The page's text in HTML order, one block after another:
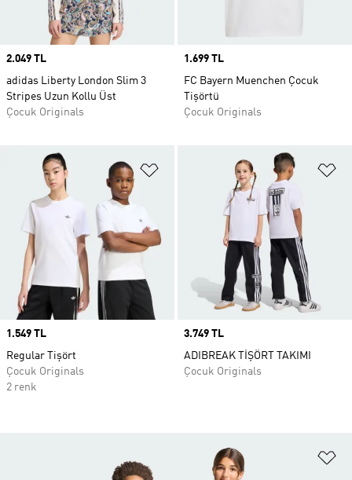
Price
2.049 TL
adidas Liberty London Slim 3
Stripes Uzun Kollu Üst
Çocuk Originals
Price
1.699 TL
FC Bayern Muenchen Çocuk
Tişörtü
Çocuk Originals
Favori Listesine Ekle
Price
1.549 TL
Regular Tişört
Çocuk Originals
2 renk
Price
3.749 TL
ADIBREAK TİŞÖRT TAKIMI
Çocuk Originals